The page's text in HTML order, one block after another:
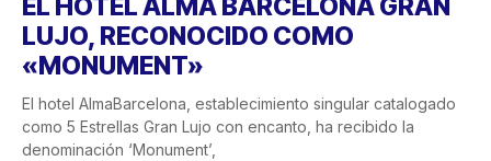
EL HOTEL ALMA BARCELONA GRAN
LUJO, RECONOCIDO COMO
«MONUMENT»
El hotel AlmaBarcelona, establecimiento singular catalogado
como 5 Estrellas Gran Lujo con encanto, ha recibido la
denominación ‘Monument’,